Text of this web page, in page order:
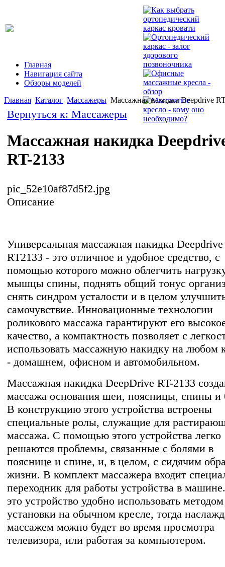
Главная
Навигация сайта
Обзоры моделей
Главная Каталог Массажеры Массажная накидка Deepdrive
Вернуться к: Массажеры
Массажная накидка
RT-2133
pic_52e10af87d5f2.jpg
Описание
Универсальная массажная накидка Deepdrive
RT2133 - это отличное и удобное средство, с
помощью которого можно облегчить
мышцы спины, поднять общий тонус
снять синдром усталости и в целом
самочувствие. Инновационные технологии
роликового массажа гарантируют его
качество, а компактность позволяет с
использовать массажную накидку на любом
- домашнем, офисном и автомобильном.
Массажная накидка DeepDrive RT-2133
массажа основания шеи, поясницы, спины и
В конструкцию этого устройства встроены
специальные ролы, служащие для
массажа. С помощью этого устройства легко
решаются проблемы, связанные с болями в
пояснице и спине, и, в целом, с сидячим
жизни. В комплект массажера входит
переходник для работы устройства в
это устройство удобно использовать методом
установки на обычном кресле, тогда
массажем можно будет во время просмотра
телевизора, или работая за компьютером.